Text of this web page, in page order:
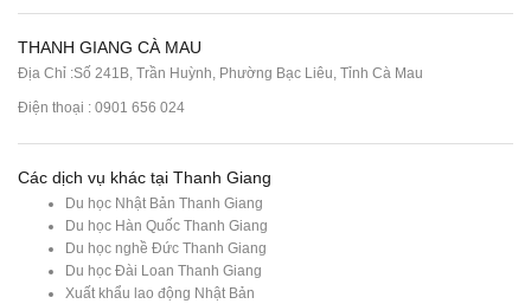
THANH GIANG CÀ MAU
Địa Chỉ :Số 241B, Trần Huỳnh, Phường Bạc Liêu, Tỉnh Cà Mau
Điện thoại : 0901 656 024
Các dịch vụ khác tại Thanh Giang
Du học Nhật Bản Thanh Giang
Du học Hàn Quốc Thanh Giang
Du học nghề Đức Thanh Giang
Du học Đài Loan Thanh Giang
Xuất khẩu lao động Nhật Bản